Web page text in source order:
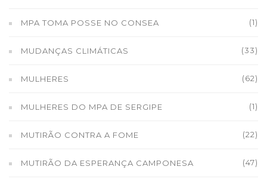
MPA TOMA POSSE NO CONSEA (1)
MUDANÇAS CLIMÁTICAS (33)
MULHERES (62)
MULHERES DO MPA DE SERGIPE (1)
MUTIRÃO CONTRA A FOME (22)
MUTIRÃO DA ESPERANÇA CAMPONESA (47)